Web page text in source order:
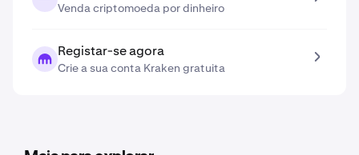
Venda criptomoeda por dinheiro
Registar-se agora
Crie a sua conta Kraken gratuita